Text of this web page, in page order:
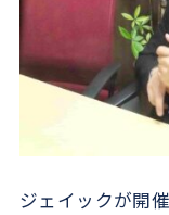
ジェイックが開